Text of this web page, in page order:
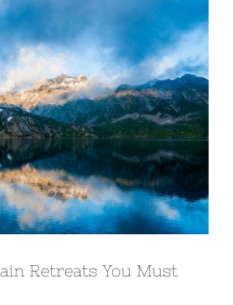
Retreats You Must